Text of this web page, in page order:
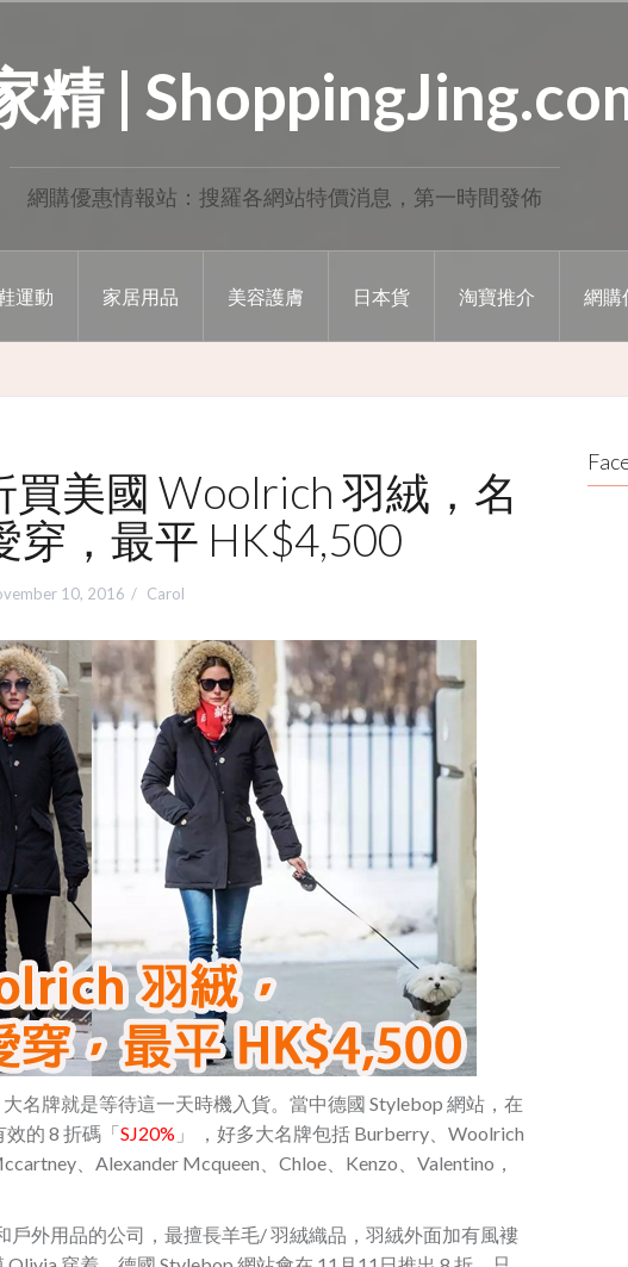
精 |
網購優惠情報站：搜羅各網站特價消息，第一時間發佈
運動 家居用品 美容護膚 日本貨 淘寶推介 網購
買美國 Woolrich 羽絨，名
穿，最平 HK$4,500
10, 2016 Carol
名牌就是等待這一天時機入貨。當中德國 Stylebop 網站，在
的 8 折碼「SJ20% 」 ，好多大名牌包括 Burberry、Woolrich
、Alexander Mcqueen、Chloe、Kenzo、Valentino，
戶外用品的公司，最擅長羊毛/ 羽絨織品，羽絨外面加有風褸